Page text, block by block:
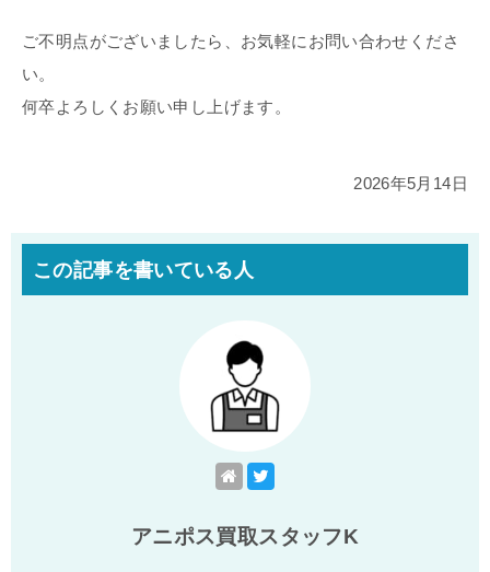
ご不明点がございましたら、お気軽にお問い合わせくださ
い。
何卒よろしくお願い申し上げます。
2026年5月14日
この記事を書いている人
アニポス買取スタッフK